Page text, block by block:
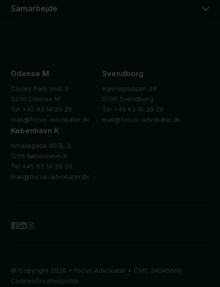
Samarbejde
Odense M
Cortex Park Vest 3
5230 Odense M
Tel +45 63 14 20 20
mail@focus-advokater.dk
Svendborg
Havnepladsen 3A
5700 Svendborg
Tel +45 63 14 20 20
mail@focus-advokater.dk
København K
Amaliegade 40 B, 2.
1256 København K
Tel +45 63 14 20 20
mail@focus-advokater.dk
© Copyright 2026 • Focus Advokater • CVR: 34045666
CookiesPrivatlivspolitik